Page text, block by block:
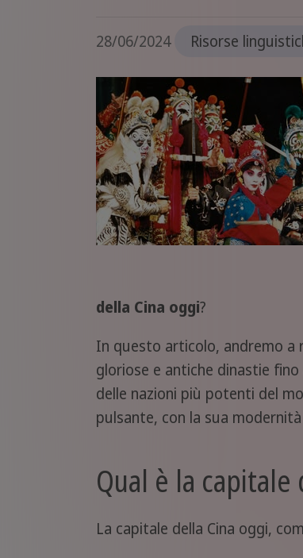
28/06/2024 Risorse
della Cina oggi?
In questo articolo, andremo a
gloriose e antiche dinastie
delle nazioni più potenti del
pulsante, con la sua
Qual è la capitale
La capitale della Cina oggi,